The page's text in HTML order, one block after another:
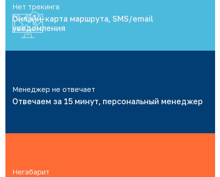
Нет трекинга
Онлайн-карта маршрута, SMS/email
уведомления
Менеджер не отвечает
Отвечаем за 15 минут, персональный менеджер
Негабарит